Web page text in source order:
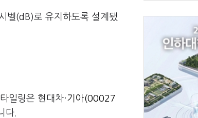
벨(dB)로 유지하도록 설계됐
일링은 현대차·기아(00027
다.